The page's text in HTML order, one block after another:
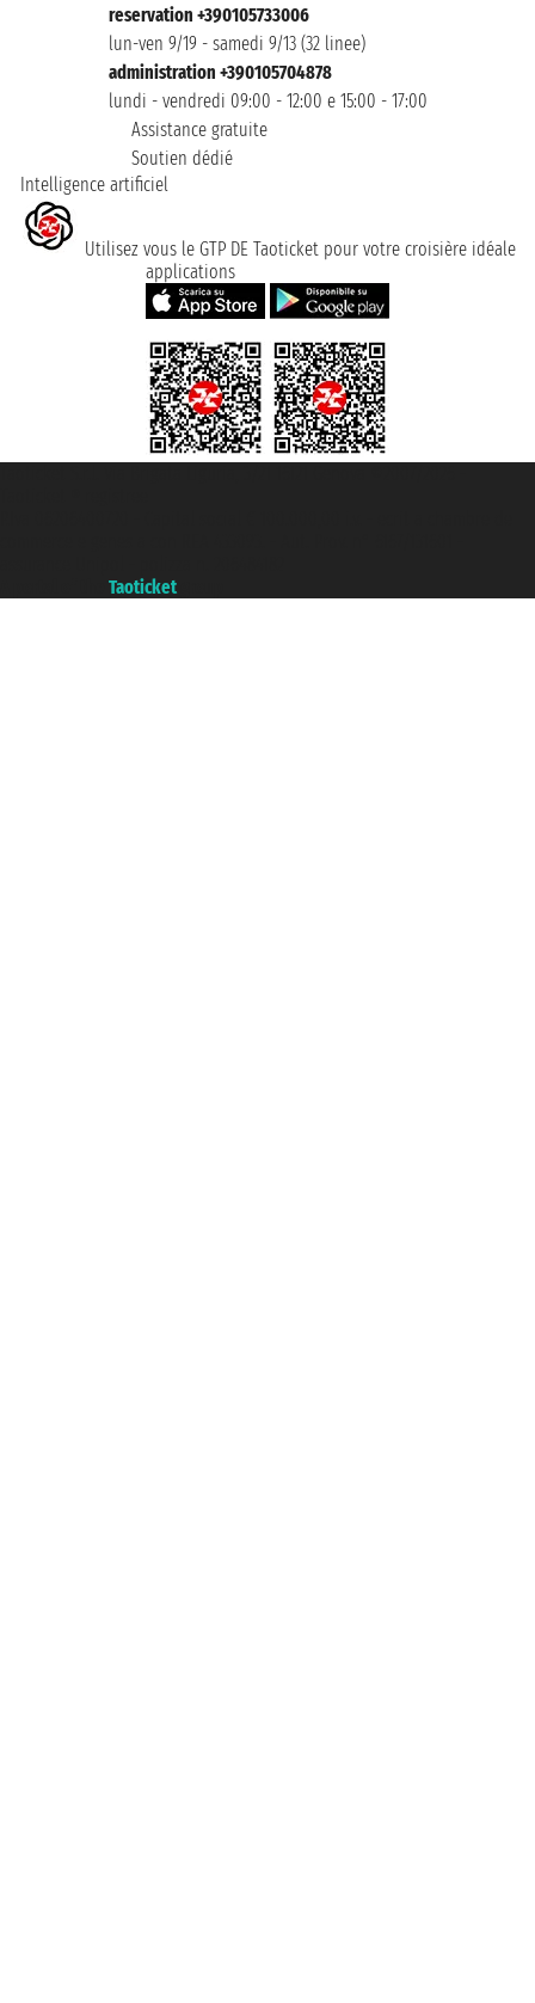
reservation +390105733006
lun-ven 9/19 - samedi 9/13 (32 linee)
administration +390105704878
lundi - vendredi 09:00 - 12:00 e 15:00 - 17:00
Assistance gratuite
Soutien dédié
Intelligence artificiel
Utilisez vous le GTP DE Taoticket pour votre croisière idéale
applications
Taoticket